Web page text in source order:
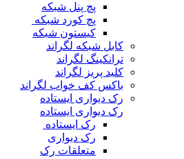
پچ پنل شبکه
پچ کورد شبکه
کیستون شبکه
کابل شبکه لگراند
ترانکینگ لگراند
کلید پریز لگراند
باکس کف خواب لگراند
رک دیواری ایستاده
رک دیواری ایستاده
رک ایستاده
رک دیواری
متعلقات رک